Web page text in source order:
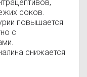
соков.
повышается
с
снижается